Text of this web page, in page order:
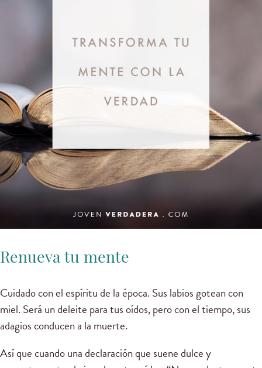
Renueva tu mente
Cuidado con el espíritu de la época. Sus labios gotean con
miel. Será un deleite para tus oídos, pero con el tiempo, sus
adagios conducen a la muerte.
Así que cuando una declaración que suene dulce y